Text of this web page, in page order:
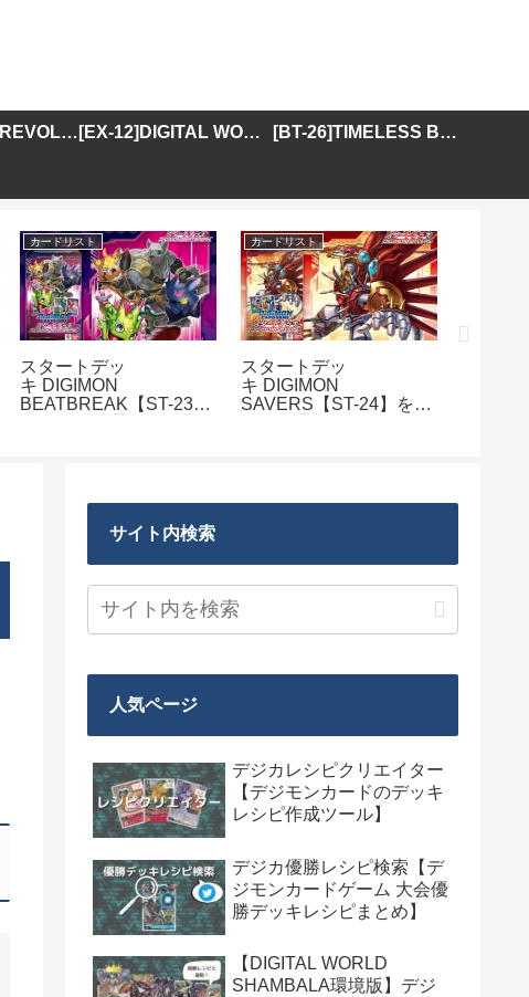
[BT-25]DUAL REVOLUTION [EX-12]DIGITAL WORLD SHAMBALA [BT-26]TIMELESS BONDS
カードリスト
スタートデッ
キ DIGIMON
BEATBREAK【ST-23】
カードリスト
スタートデッ
キ DIGIMON
SAVERS【ST-24】を取
サイト内検索
人気ページ
デジカレシピクリエイター
【デジモンカードのデッキ
レシピ作成ツール】
デジカ優勝レシピ検索【デ
ジモンカードゲーム 大会優
勝デッキレシピまとめ】
【DIGITAL WORLD
SHAMBALA環境版】デジ